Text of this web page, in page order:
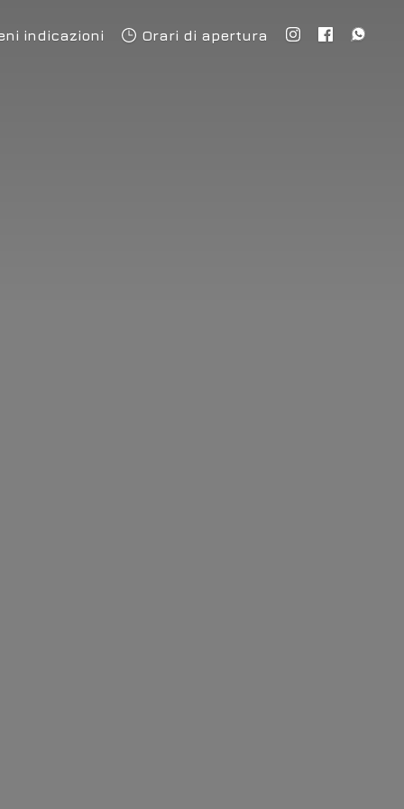
indicazioni Orari di apertura